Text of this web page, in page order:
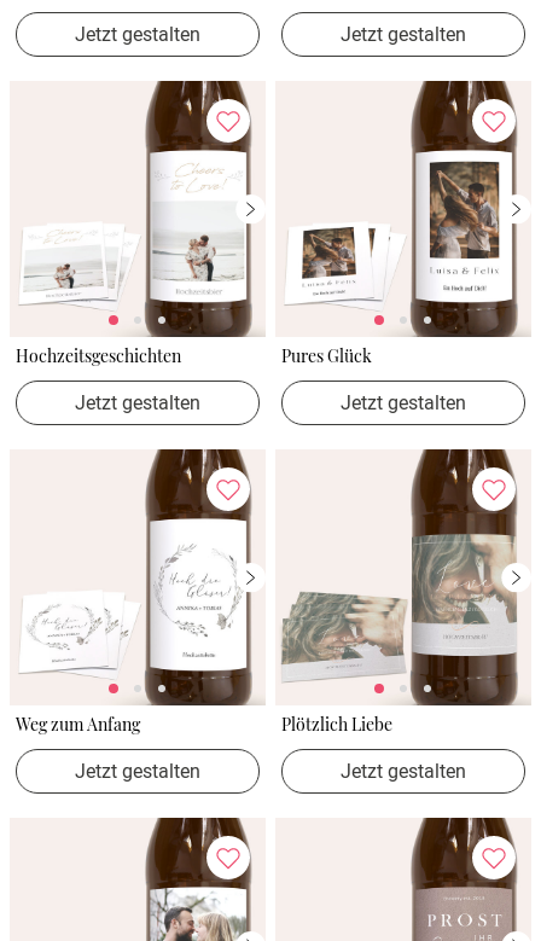
Jetzt gestalten Jetzt gestalten
Hochzeitsgeschichten
Jetzt gestalten
Pures Glück
Jetzt gestalten
Weg zum Anfang
Jetzt gestalten
Plötzlich Liebe
Jetzt gestalten